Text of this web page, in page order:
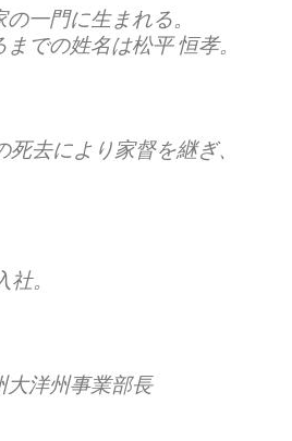
一門に生まれる。
までの姓名は松平 恒孝。
去により家督を継ぎ、
社。
大洋州事業部長